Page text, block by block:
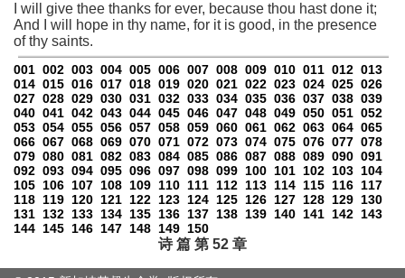
I will give thee thanks for ever, because thou hast done it;
And I will hope in thy name, for it is good, in the presence
of thy saints.
001 002 003 004 005 006 007 008 009 010 011 012 013
014 015 016 017 018 019 020 021 022 023 024 025 026
027 028 029 030 031 032 033 034 035 036 037 038 039
040 041 042 043 044 045 046 047 048 049 050 051 052
053 054 055 056 057 058 059 060 061 062 063 064 065
066 067 068 069 070 071 072 073 074 075 076 077 078
079 080 081 082 083 084 085 086 087 088 089 090 091
092 093 094 095 096 097 098 099 100 101 102 103 104
105 106 107 108 109 110 111 112 113 114 115 116 117
118 119 120 121 122 123 124 125 126 127 128 129 130
131 132 133 134 135 136 137 138 139 140 141 142 143
144 145 146 147 148 149 150
诗 篇 第 52 章